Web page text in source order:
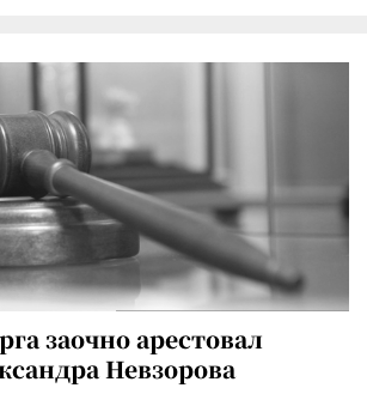
заочно арестовал
Невзорова